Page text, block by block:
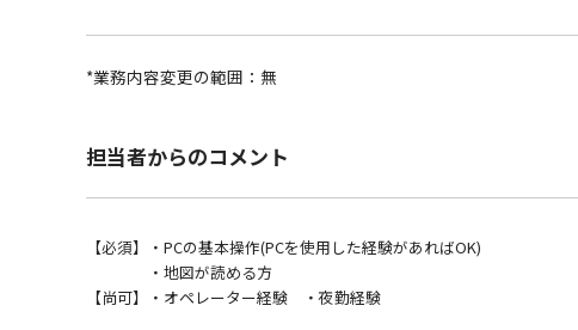
*業務内容変更の範囲：無
担当者からのコメント
【必須】・PCの基本操作(PCを使用した経験があればOK)
・地図が読める方
【尚可】・オペレーター経験 ・夜勤経験